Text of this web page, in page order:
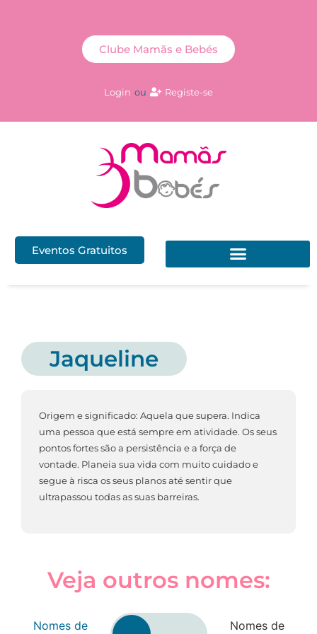
Login ou Registe-se
Clube Mamãs e Bebés
Eventos Gratuitos
Jaqueline
Origem e significado: Aquela que supera. Indica
uma pessoa que está sempre em atividade. Os seus
pontos fortes são a persistência e a força de
vontade. Planeia sua vida com muito cuidado e
segue à risca os seus planos até sentir que
ultrapassou todas as suas barreiras.
Veja outros nomes:
Nomes de
Nomes de